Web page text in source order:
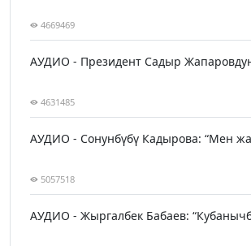
4669469
АУДИО - Президент Садыр
4631485
АУДИО - Сонунбүбү Кадырова: “Мен
5057518
АУДИО - Жыргалбек Бабаев: